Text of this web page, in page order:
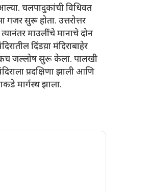
चलपादुकांची विधिवत
गजर सुरू होता. उत्तरोत्तर
माउलींचे मानाचे दोन
दिंडय़ा मंदिराबाहेर
जल्लोष सुरू केला. पालखी
प्रदक्षिणा झाली आणि
मार्गस्थ झाला.